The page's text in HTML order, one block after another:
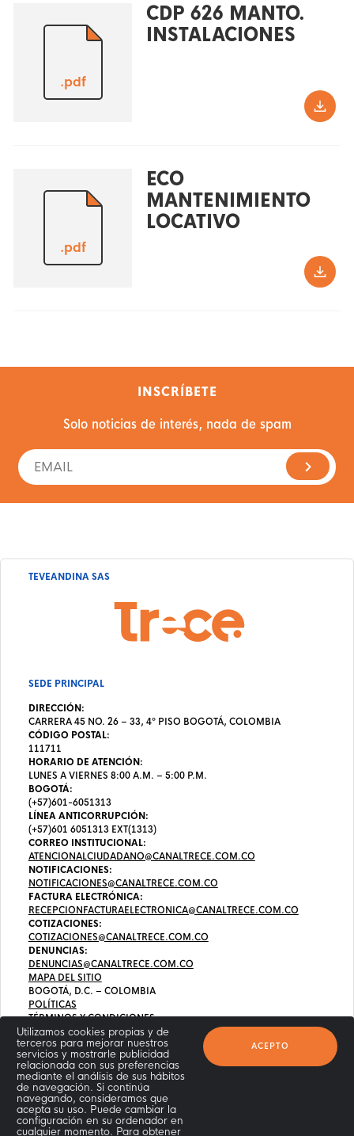
Utilizamos cookies propias y de
terceros para mejorar nuestros
servicios y mostrarle publicidad
relacionada con sus preferencias
mediante el análisis de sus hábitos
de navegación. Si continúa
navegando, consideramos que
acepta su uso. Puede cambiar la
configuración en su ordenador en
cualquier momento. Para obtener
ACEPTO
.pdf
CDP 626 MANTO.
INSTALACIONES
.pdf
ECO
MANTENIMIENTO
LOCATIVO
INSCRÍBETE
Solo noticias de interés, nada de spam
TEVEANDINA SAS
SEDE PRINCIPAL
DIRECCIÓN:
CARRERA 45 NO. 26 – 33, 4º PISO BOGOTÁ, COLOMBIA
CÓDIGO POSTAL:
111711
HORARIO DE ATENCIÓN:
LUNES A VIERNES 8:00 A.M. – 5:00 P.M.
BOGOTÁ:
(+57)601-6051313
LÍNEA ANTICORRUPCIÓN:
(+57)601 6051313 EXT(1313)
CORREO INSTITUCIONAL:
ATENCIONALCIUDADANO@CANALTRECE.COM.CO
NOTIFICACIONES:
NOTIFICACIONES@CANALTRECE.COM.CO
FACTURA ELECTRÓNICA:
RECEPCIONFACTURAELECTRONICA@CANALTRECE.COM.CO
COTIZACIONES:
COTIZACIONES@CANALTRECE.COM.CO
DENUNCIAS:
DENUNCIAS@CANALTRECE.COM.CO
MAPA DEL SITIO
BOGOTÁ, D.C. – COLOMBIA
POLÍTICAS
TÉRMINOS Y CONDICIONES